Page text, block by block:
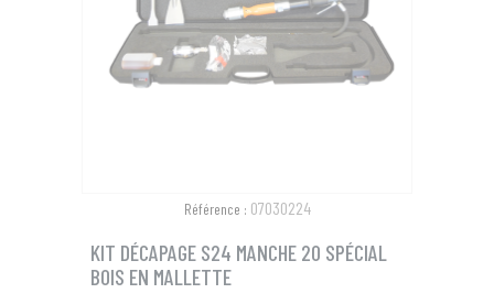
Référence : 07030224
KIT DÉCAPAGE S24 MANCHE 20 SPÉCIAL
BOIS EN MALLETTE